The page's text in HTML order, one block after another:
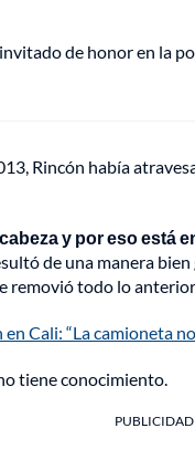
de honor en la
Rincón había
y por eso está
de una manera
removió todo lo
Cali: “La camioneta
tiene conocimiento.
PUBLICIDAD